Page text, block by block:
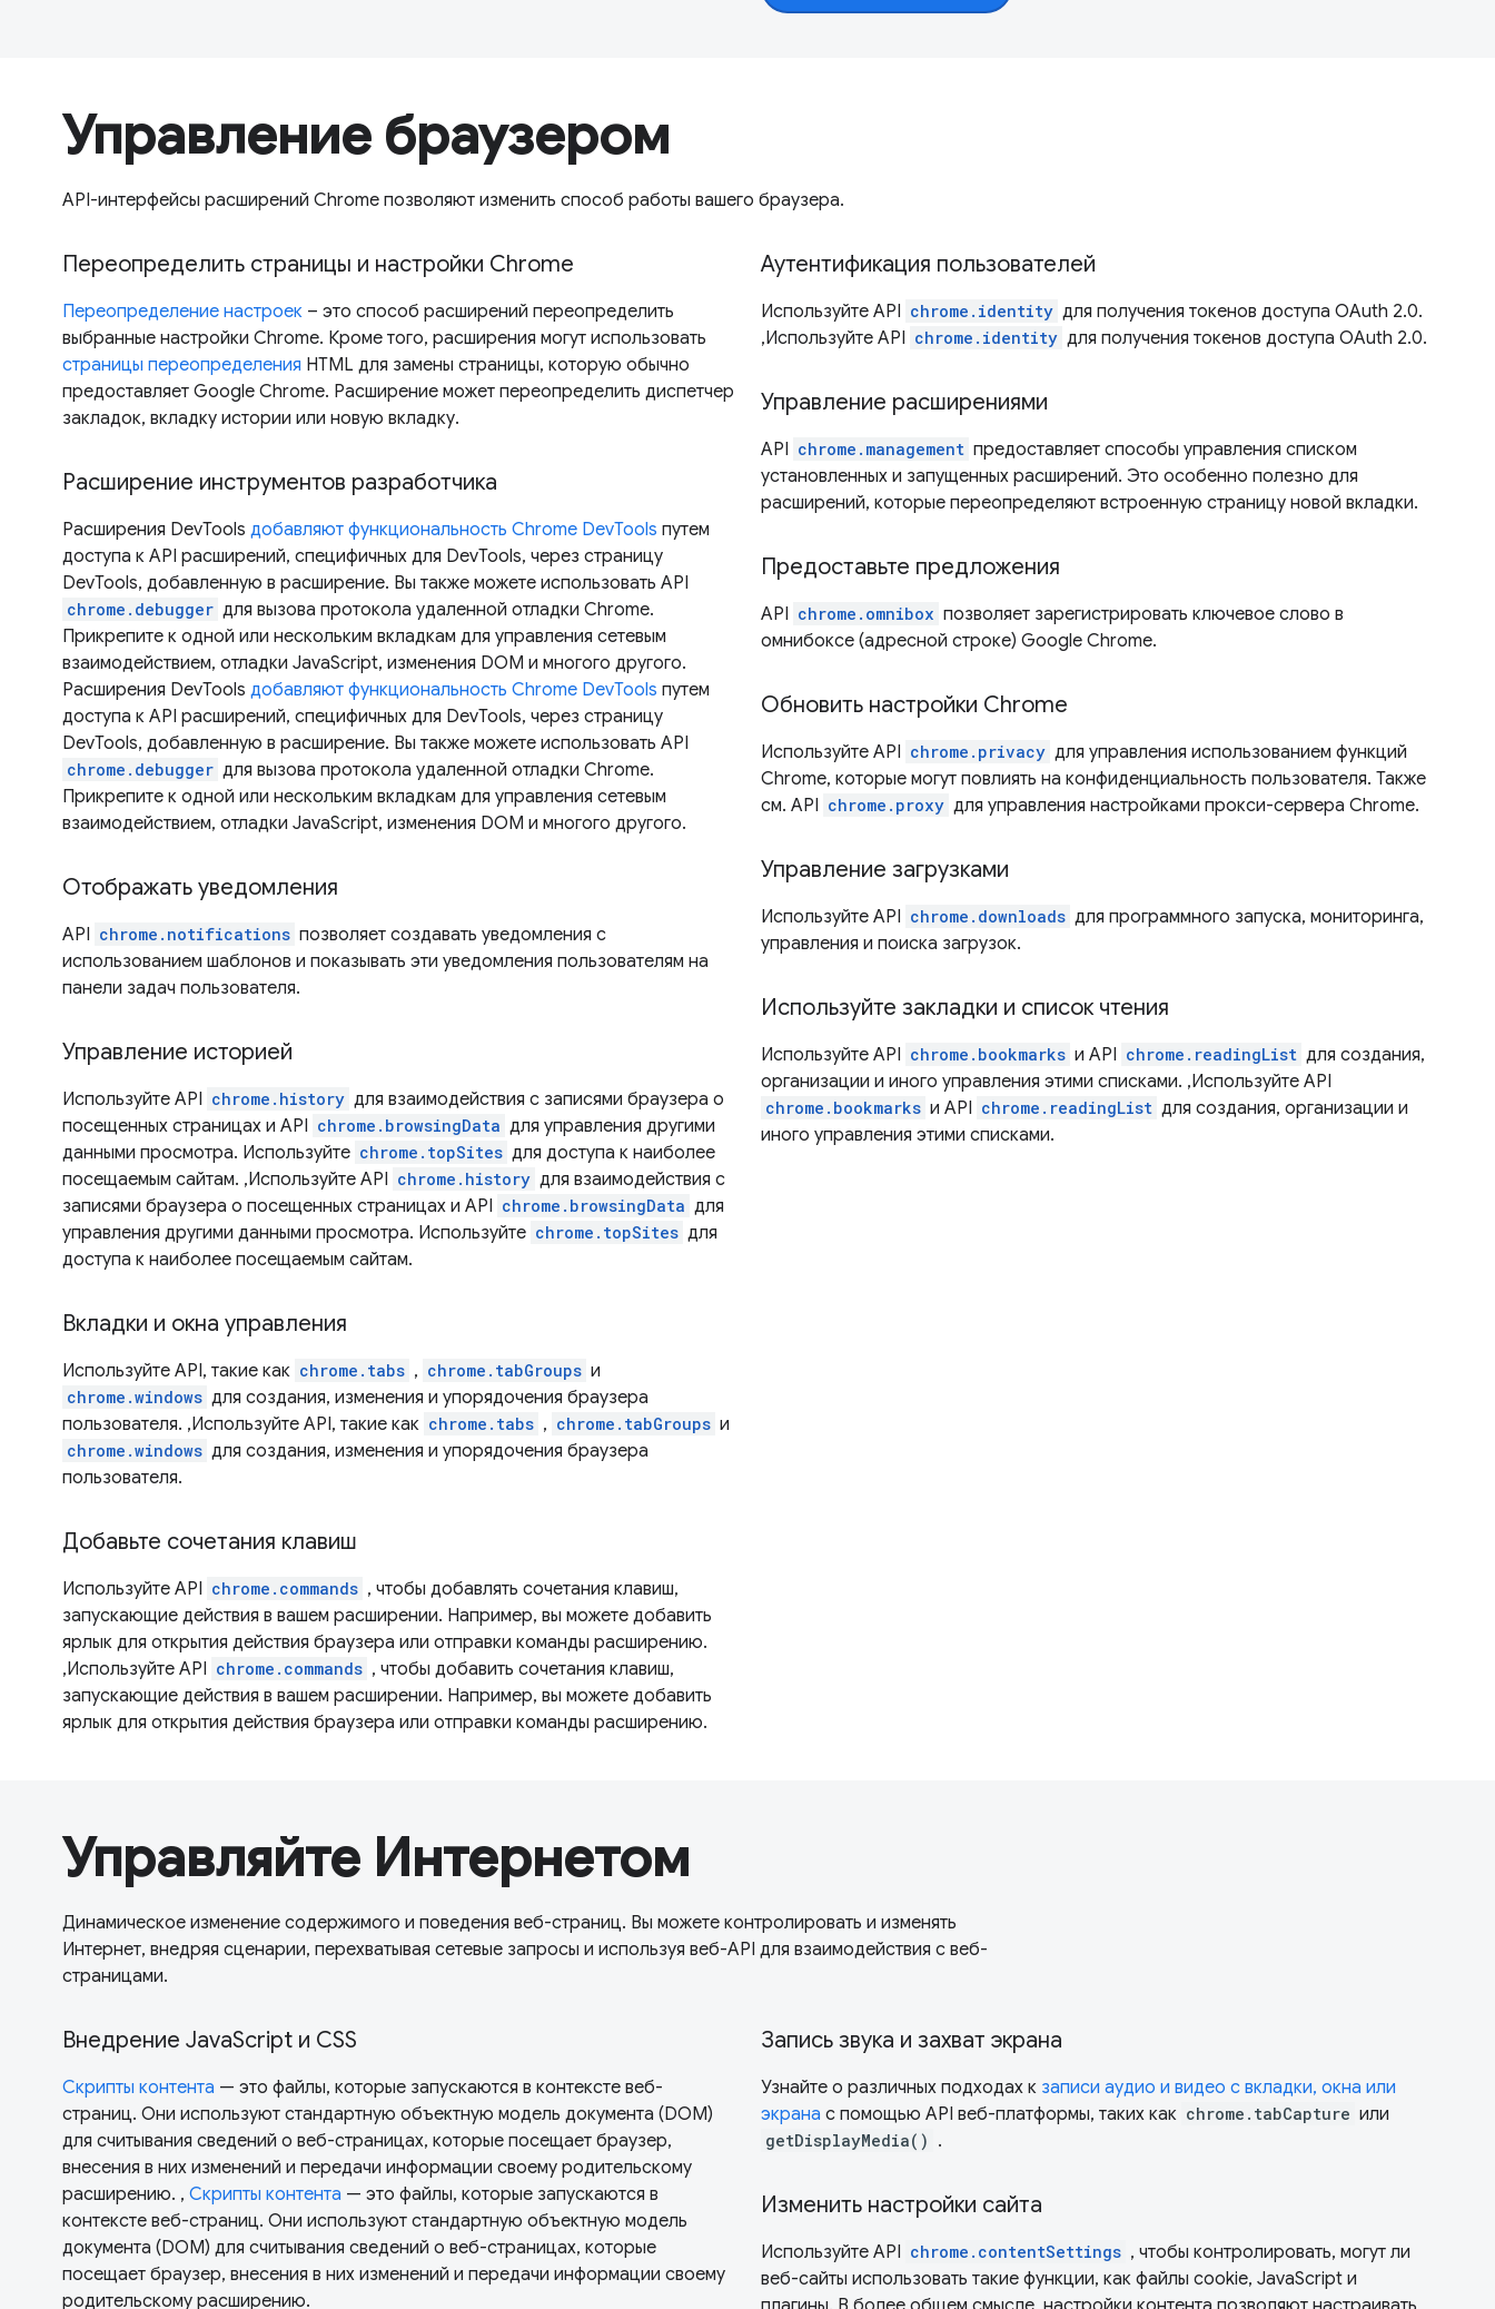
Управление браузером
API-интерфейсы расширений Chrome позволяют изменить способ работы вашего браузера.
Переопределить страницы и настройки Chrome
Переопределение настроек – это способ расширений переопределить
выбранные настройки Chrome. Кроме того, расширения могут использовать
страницы переопределения HTML для замены страницы, которую обычно
предоставляет Google Chrome. Расширение может переопределить диспетчер
закладок, вкладку истории или новую вкладку.
Расширение инструментов разработчика
Расширения DevTools добавляют функциональность Chrome DevTools путем
доступа к API расширений, специфичных для DevTools, через страницу
DevTools, добавленную в расширение. Вы также можете использовать API
chrome.debugger для вызова протокола удаленной отладки Chrome.
Прикрепите к одной или нескольким вкладкам для управления сетевым
взаимодействием, отладки JavaScript, изменения DOM и многого другого.
Расширения DevTools добавляют функциональность Chrome DevTools путем
доступа к API расширений, специфичных для DevTools, через страницу
DevTools, добавленную в расширение. Вы также можете использовать API
chrome.debugger для вызова протокола удаленной отладки Chrome.
Прикрепите к одной или нескольким вкладкам для управления сетевым
взаимодействием, отладки JavaScript, изменения DOM и многого другого.
Отображать уведомления
API chrome.notifications позволяет создавать уведомления с
использованием шаблонов и показывать эти уведомления пользователям на
панели задач пользователя.
Управление историей
Используйте API chrome.history для взаимодействия с записями браузера о
посещенных страницах и API chrome.browsingData для управления другими
данными просмотра. Используйте chrome.topSites для доступа к наиболее
посещаемым сайтам. ,Используйте API chrome.history для взаимодействия с
записями браузера о посещенных страницах и API chrome.browsingData для
управления другими данными просмотра. Используйте chrome.topSites для
доступа к наиболее посещаемым сайтам.
Вкладки и окна управления
Используйте API, такие как chrome.tabs , chrome.tabGroups и
chrome.windows для создания, изменения и упорядочения браузера
пользователя. ,Используйте API, такие как chrome.tabs , chrome.tabGroups и
chrome.windows для создания, изменения и упорядочения браузера
пользователя.
Добавьте сочетания клавиш
Используйте API chrome.commands , чтобы добавлять сочетания клавиш,
запускающие действия в вашем расширении. Например, вы можете добавить
ярлык для открытия действия браузера или отправки команды расширению.
,Используйте API chrome.commands , чтобы добавить сочетания клавиш,
запускающие действия в вашем расширении. Например, вы можете добавить
ярлык для открытия действия браузера или отправки команды расширению.
Аутентификация пользователей
Используйте API chrome.identity для получения токенов доступа OAuth 2.0.
,Используйте API chrome.identity для получения токенов доступа OAuth 2.0.
Управление расширениями
API chrome.management предоставляет способы управления списком
установленных и запущенных расширений. Это особенно полезно для
расширений, которые переопределяют встроенную страницу новой вкладки.
Предоставьте предложения
API chrome.omnibox позволяет зарегистрировать ключевое слово в
омнибоксе (адресной строке) Google Chrome.
Обновить настройки Chrome
Используйте API chrome.privacy для управления использованием функций
Chrome, которые могут повлиять на конфиденциальность пользователя. Также
см. API chrome.proxy для управления настройками прокси-сервера Chrome.
Управление загрузками
Используйте API chrome.downloads для программного запуска, мониторинга,
управления и поиска загрузок.
Используйте закладки и список чтения
Используйте API chrome.bookmarks и API chrome.readingList для создания,
организации и иного управления этими списками. ,Используйте API
chrome.bookmarks и API chrome.readingList для создания, организации и
иного управления этими списками.
Управляйте Интернетом
Динамическое изменение содержимого и поведения веб-страниц. Вы можете контролировать и изменять
Интернет, внедряя сценарии, перехватывая сетевые запросы и используя веб-API для взаимодействия с веб-
страницами.
Внедрение JavaScript и CSS
Скрипты контента — это файлы, которые запускаются в контексте веб-
страниц. Они используют стандартную объектную модель документа (DOM)
для считывания сведений о веб-страницах, которые посещает браузер,
внесения в них изменений и передачи информации своему родительскому
расширению. , Скрипты контента — это файлы, которые запускаются в
контексте веб-страниц. Они используют стандартную объектную модель
документа (DOM) для считывания сведений о веб-страницах, которые
посещает браузер, внесения в них изменений и передачи информации своему
родительскому расширению.
Запись звука и захват экрана
Узнайте о различных подходах к записи аудио и видео с вкладки, окна или
экрана с помощью API веб-платформы, таких как chrome.tabCapture или
getDisplayMedia() .
Изменить настройки сайта
Используйте API chrome.contentSettings , чтобы контролировать, могут ли
веб-сайты использовать такие функции, как файлы cookie, JavaScript и